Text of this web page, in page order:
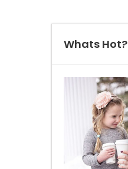
Whats Hot?